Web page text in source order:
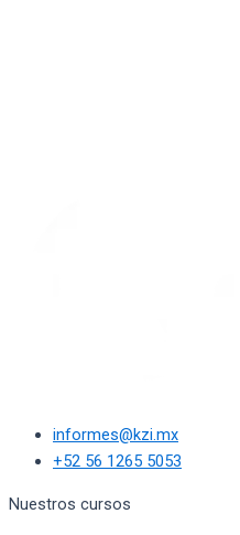
informes@kzi.mx
+52 56 1265 5053
Nuestros cursos